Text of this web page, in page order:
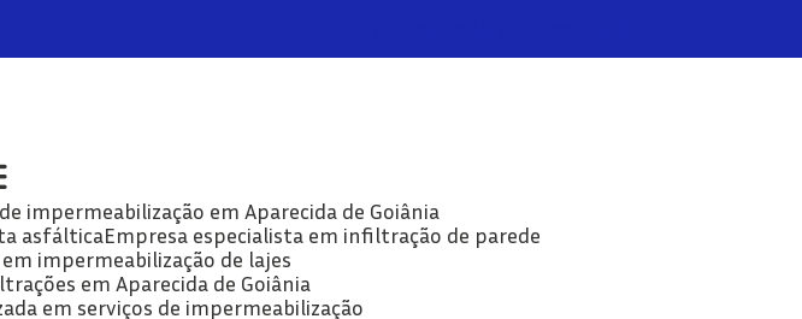
de impermeabilização em Aparecida de Goiânia
asfáltica Empresa especialista em infiltração de parede
em impermeabilização de lajes
em Aparecida de Goiânia
em serviços de impermeabilização